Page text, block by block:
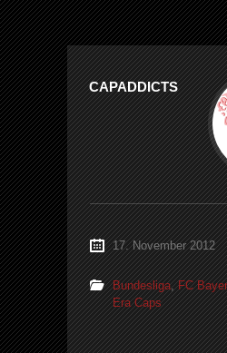
CAPADDICTS
17. November 2012
Bundesliga,FC
Era Caps